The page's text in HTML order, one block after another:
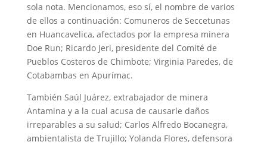
sola nota. Mencionamos, eso sí, el nombre de varios
de ellos a continuación: Comuneros de Seccetunas
en Huancavelica, afectados por la empresa minera
Doe Run; Ricardo Jeri, presidente del Comité de
Pueblos Costeros de Chimbote; Virginia Paredes, de
Cotabambas en Apurímac.
También Saúl Juárez, extrabajador de minera
Antamina y a la cual acusa de causarle daños
irreparables a su salud; Carlos Alfredo Bocanegra,
ambientalista de Trujillo; Yolanda Flores, defensora